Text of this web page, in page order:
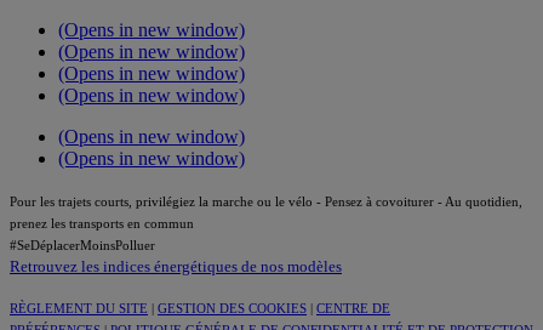
(Opens in new window)
(Opens in new window)
(Opens in new window)
(Opens in new window)
(Opens in new window)
(Opens in new window)
Pour les trajets courts, privilégiez la marche ou le vélo - Pensez à covoiturer - Au quotidien,
prenez les transports en commun
#SeDéplacerMoinsPolluer
Retrouvez les indices énergétiques de nos modèles
RÈGLEMENT DU SITE | GESTION DES COOKIES | CENTRE DE